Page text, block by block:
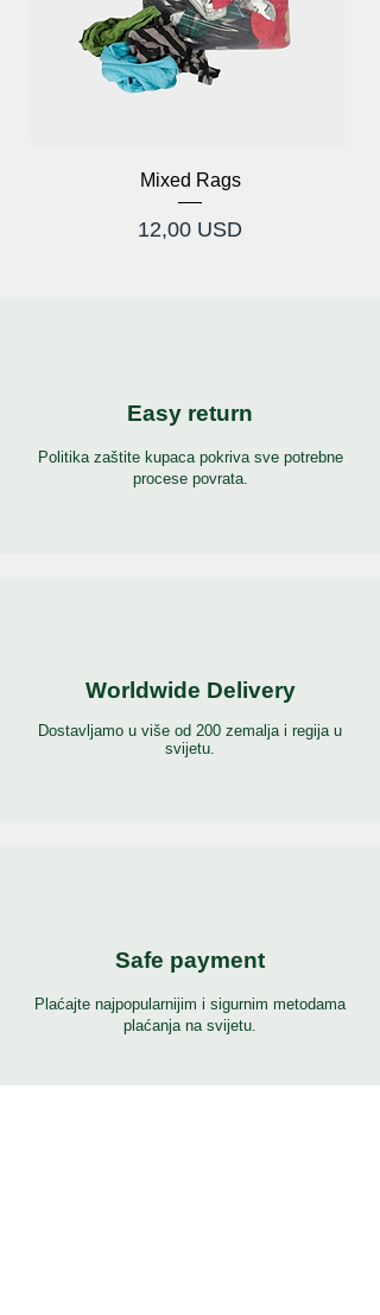
Mixed Rags
Cijena
12,00 USD
Easy return
Politika zaštite kupaca pokriva sve potrebne
procese povrata.
Worldwide Delivery
Dostavljamo u više od 200 zemalja i regija u
svijetu.
Safe payment
Plaćajte najpopularnijim i sigurnim metodama
plaćanja na svijetu.